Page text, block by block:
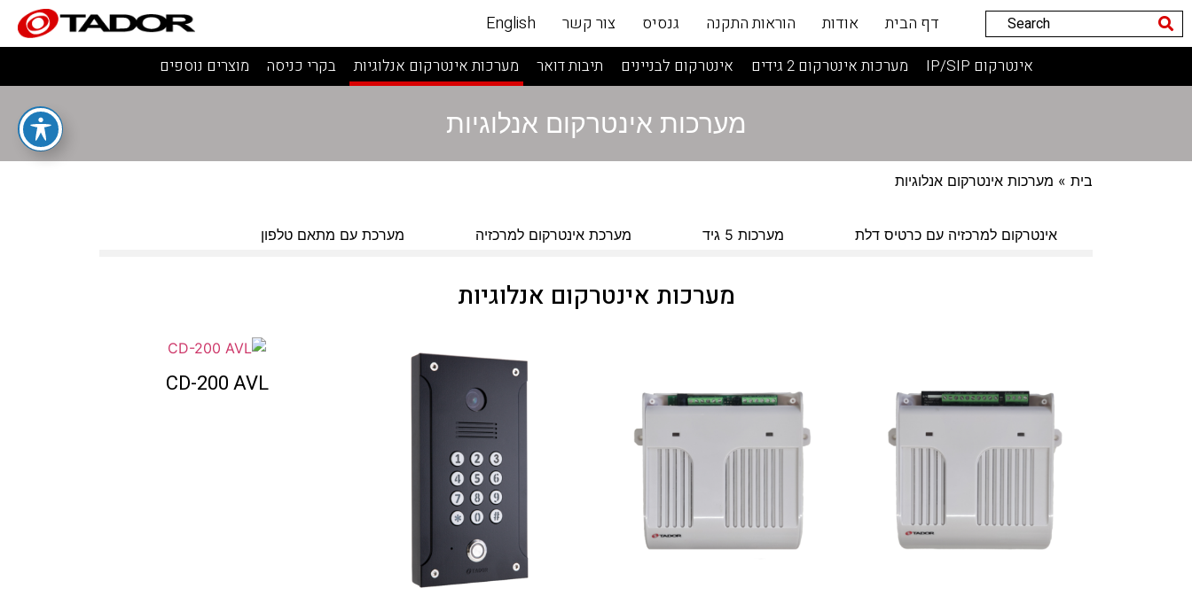
דף הבית אודות הוראות התקנה גנסיס צור קשר English
אינטרקום IP/SIP מערכות אינטרקום 2 גידים אינטרקום לבניינים תיבות דואר מערכות אינטרקום אנלוגיות בקרי כניסה מוצרים נוספים
מערכות אינטרקום אנלוגיות
בית » מערכות אינטרקום אנלוגיות
אינטרקום למרכזיה עם כרטיס דלת מערכות 5 גיד מערכת אינטרקום למרכזיה מערכת עם מתאם טלפון
מערכות אינטרקום אנלוגיות
CD-200 AVL